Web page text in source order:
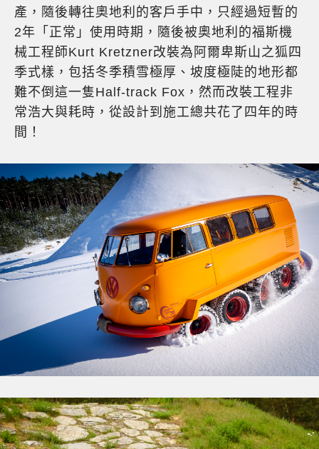
產，隨後轉往奧地利的客戶手中，只經過短暫的
2年「正常」使用時期，隨後被奧地利的福斯機
械工程師Kurt Kretzner改裝為阿爾卑斯山之狐四
季式樣，包括冬季積雪極厚、坡度極陡的地形都
難不倒這一隻Half-track Fox，然而改裝工程非
常浩大與耗時，從設計到施工總共花了四年的時
間！